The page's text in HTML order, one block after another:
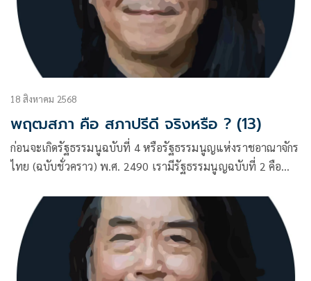
18 สิงหาคม 2568
พฤฒสภา คือ สภาปรีดี จริงหรือ ? (13)
ก่อนจะเกิดรัฐธรรมนูฉบับที่ 4 หรือรัฐธรรมนูญแห่งราชอาณาจักร
ไทย (ฉบับชั่วคราว) พ.ศ. 2490 เรามีรัฐธรรมนูญฉบับที่ 2 คือ